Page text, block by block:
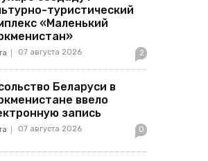
туристический
«Маленький
07 августа 2026 2
Беларуси в
ввело
запись
07 августа 2026 0